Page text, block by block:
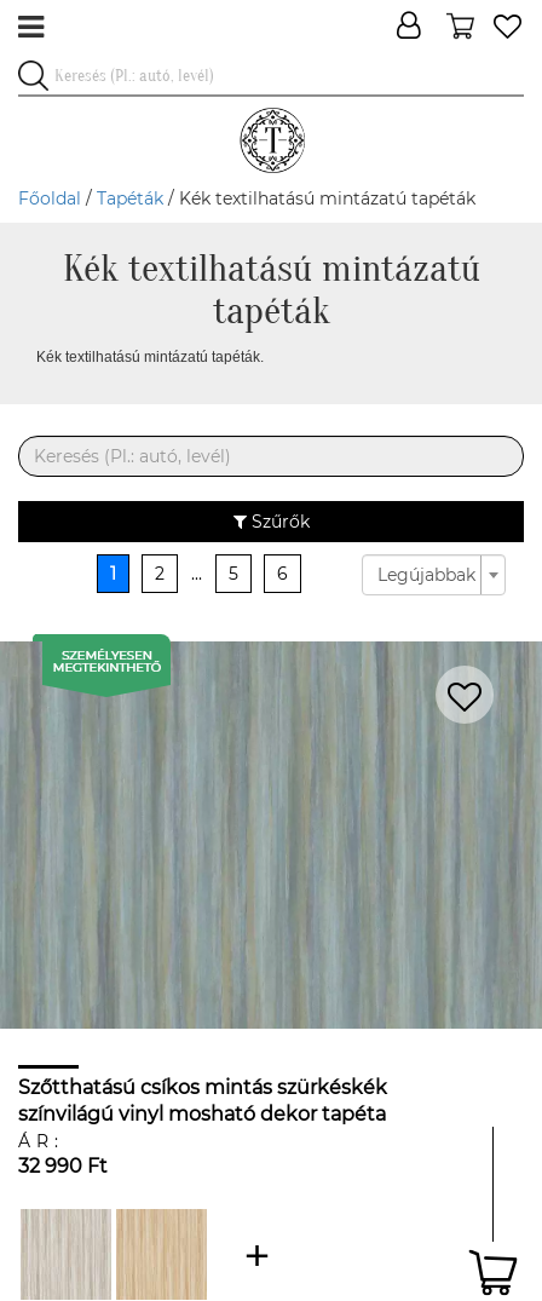
Főoldal / Tapéták / Kék textilhatású mintázatú tapéták
Kék textilhatású mintázatú
tapéták
Kék textilhatású mintázatú tapéták.
Szűrők
1 2 ... 5 6 Legújabbak
Szőtthatású csíkos mintás szürkéskék
színvilágú vinyl mosható dekor tapéta
ÁR:
32 990 Ft